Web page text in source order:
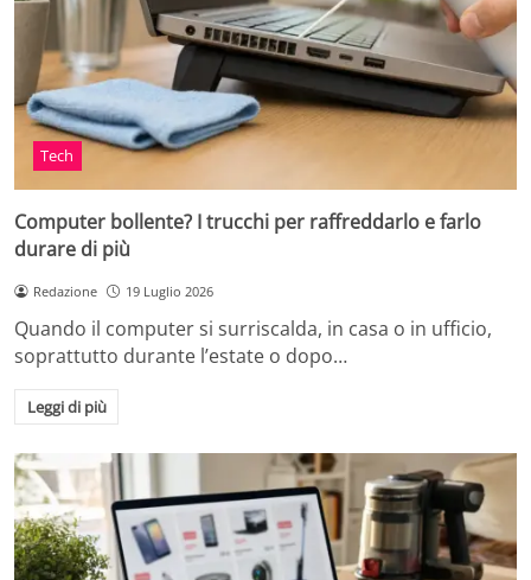
Tech
Computer bollente? I trucchi per raffreddarlo e farlo
durare di più
Redazione 19 Luglio 2026
Quando il computer si surriscalda, in casa o in ufficio,
soprattutto durante l’estate o dopo…
Leggi di più